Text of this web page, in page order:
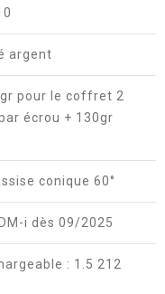
argent
pour le coffret 2
écrou + 130gr
conique 60°
i dès 09/2025
: 1.5 212